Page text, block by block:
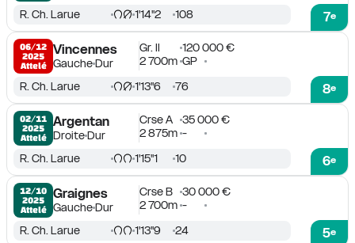
7e
R. Ch. Larue 1'14''2 108
06/12
2025
Attelé
Vincennes
GaucheDur
Gr. II
120 000 €
2 700m GP
8e
R. Ch. Larue 1'13''6 76
02/11
2025
Attelé
Argentan
DroiteDur
Crse A
35 000 €
2 875m -
6e
R. Ch. Larue 1'15''1 10
12/10
2025
Attelé
Graignes
GaucheDur
Crse B
30 000 €
2 700m -
5e
R. Ch. Larue 1'13''9 24